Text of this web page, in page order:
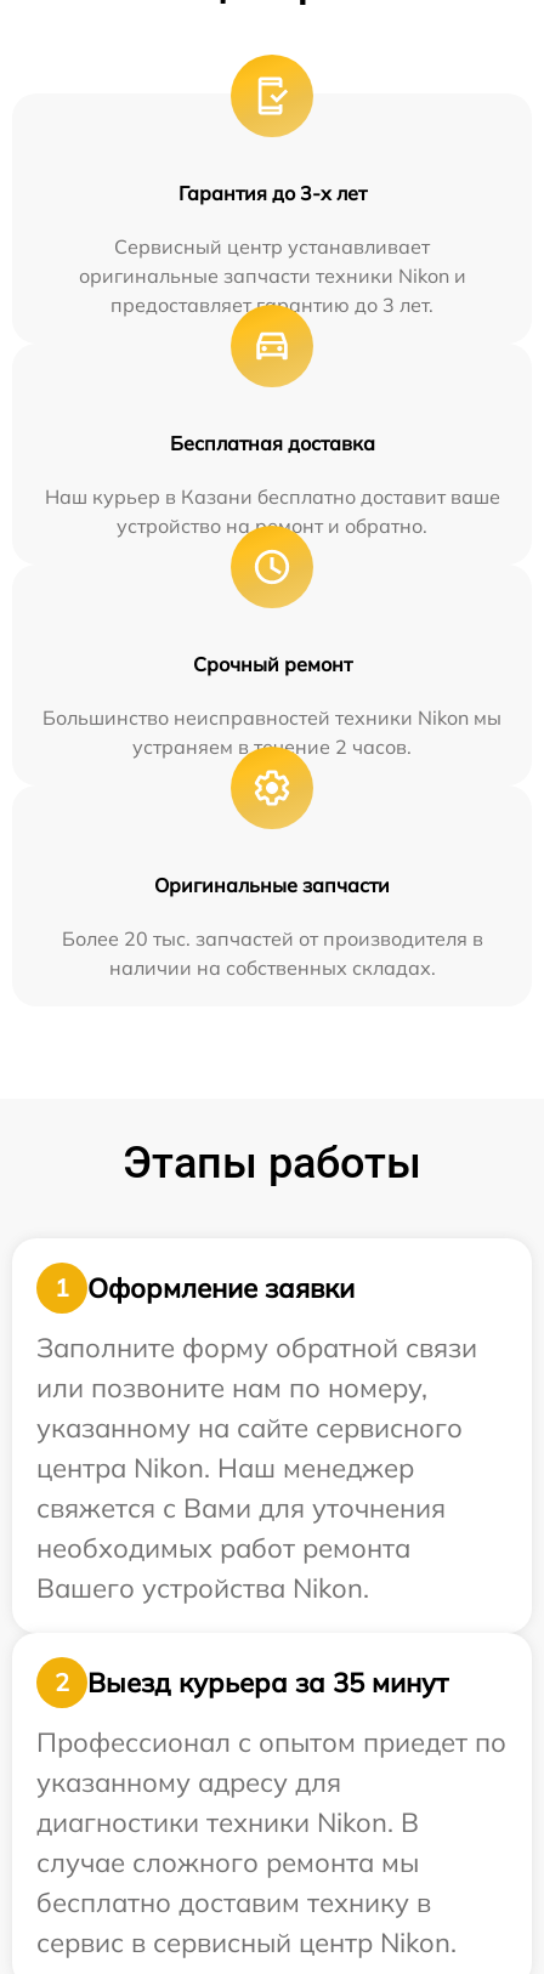
Гарантия до 3-х лет
Сервисный центр устанавливает
оригинальные запчасти техники Nikon и
предоставляет гарантию до 3 лет.
Бесплатная доставка
Наш курьер в Казани бесплатно доставит ваше
устройство на ремонт и обратно.
Срочный ремонт
Большинство неисправностей техники Nikon мы
устраняем в течение 2 часов.
Оригинальные запчасти
Более 20 тыс. запчастей от производителя в
наличии на собственных складах.
Этапы работы
1
Оформление заявки
Заполните форму обратной связи
или позвоните нам по номеру,
указанному на сайте сервисного
центра Nikon. Наш менеджер
свяжется с Вами для уточнения
необходимых работ ремонта
Вашего устройства Nikon.
2
Выезд курьера за 35 минут
Профессионал с опытом приедет по
указанному адресу для
диагностики техники Nikon. В
случае сложного ремонта мы
бесплатно доставим технику в
сервис в сервисный центр Nikon.